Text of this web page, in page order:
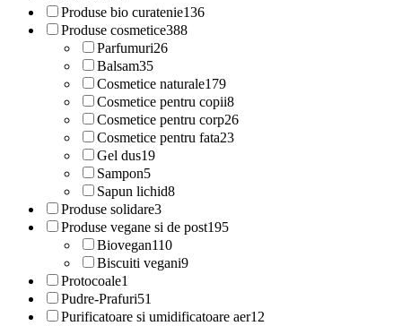
Produse bio curatenie136
Produse cosmetice388
Parfumuri26
Balsam35
Cosmetice naturale179
Cosmetice pentru copii8
Cosmetice pentru corp26
Cosmetice pentru fata23
Gel dus19
Sampon5
Sapun lichid8
Produse solidare3
Produse vegane si de post195
Biovegan110
Biscuiti vegani9
Protocoale1
Pudre-Prafuri51
Purificatoare si umidificatoare aer12